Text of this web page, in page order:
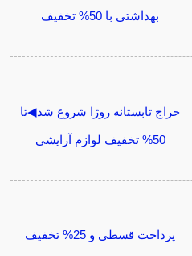
بهداشتی با 50% تخفیف
حراج تابستانه روژا شروع شد◀تا
50% تخفیف لوازم آرایشی
پرداخت قسطی و 25% تخفیف